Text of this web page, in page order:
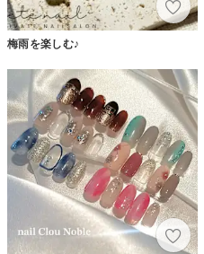
梅雨を楽しむ♪